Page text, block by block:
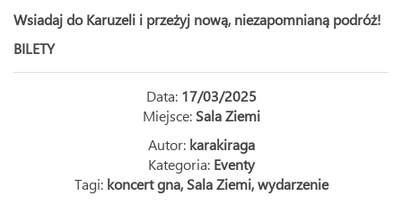
Wsiadaj do Karuzeli i przeżyj nową, niezapomnianą podróż!
BILETY
Data: 17/03/2025
Miejsce: Sala Ziemi
Autor: karakiraga
Kategoria: Eventy
Tagi: koncert gna, Sala Ziemi,wydarzenie